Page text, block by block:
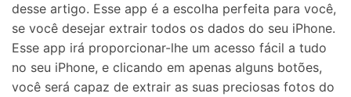
desse artigo. Esse app é a escolha perfeita para você,
se você desejar extrair todos os dados do seu iPhone.
Esse app irá proporcionar-lhe um acesso fácil a tudo
no seu iPhone, e clicando em apenas alguns botões,
você será capaz de extrair as suas preciosas fotos do